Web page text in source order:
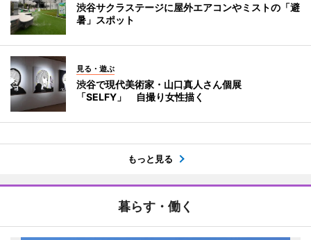
渋谷サクラステージに屋外エアコンやミストの「避
暑」スポット
見る・遊ぶ
渋谷で現代美術家・山口真人さん個展
「SELFY」 自撮り女性描く
もっと見る
暮らす・働く